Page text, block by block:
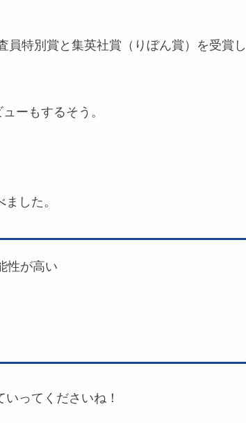
員特別賞と集英社賞（りぼん賞）を受賞し
ーもするそう。
ました。
性が高い
ってくださいね！